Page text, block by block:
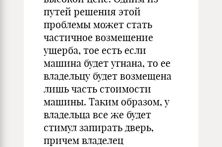
путей решения этой
проблемы может стать
частичное возмещение
ущерба, тое есть если
машина будет угнана, то ее
владельцу будет возмещена
лишь часть стоимости
машины. Таким образом, у
владельца все же будет
стимул запирать дверь,
причем владелец